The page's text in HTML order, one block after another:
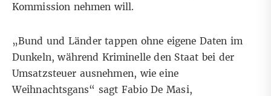
Kommission nehmen will.
„Bund und Länder tappen ohne eigene Daten im
Dunkeln, während Kriminelle den Staat bei der
Umsatzsteuer ausnehmen, wie eine
Weihnachtsgans“ sagt Fabio De Masi,